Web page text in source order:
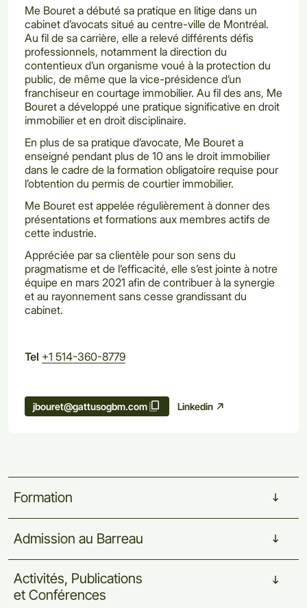
Me Bouret a débuté sa pratique en litige dans un
cabinet d’avocats situé au centre-ville de Montréal.
Au fil de sa carrière, elle a relevé différents défis
professionnels, notamment la direction du
contentieux d’un organisme voué à la protection du
public, de même que la vice-présidence d’un
franchiseur en courtage immobilier. Au fil des ans, Me
Bouret a développé une pratique significative en droit
immobilier et en droit disciplinaire.
En plus de sa pratique d’avocate, Me Bouret a
enseigné pendant plus de 10 ans le droit immobilier
dans le cadre de la formation obligatoire requise pour
l’obtention du permis de courtier immobilier.
Me Bouret est appelée régulièrement à donner des
présentations et formations aux membres actifs de
cette industrie.
Appréciée par sa clientèle pour son sens du
pragmatisme et de l’efficacité, elle s’est jointe à notre
équipe en mars 2021 afin de contribuer à la synergie
et au rayonnement sans cesse grandissant du
cabinet.
Tel +1 514-360-8779
jbouret@gattusogbm.com Linkedin
Formation
Admission au Barreau
Activités, Publications
et Conférences